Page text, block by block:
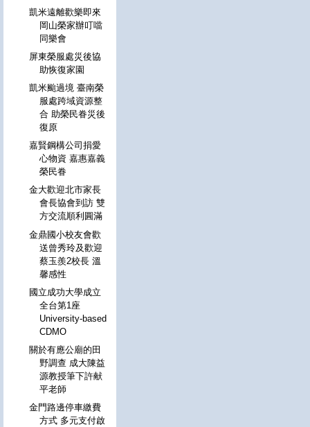
凱米遠離歡樂即來
岡山榮家辦叮噹
同樂會
屏東榮服處災後協
助恢復家園
凱米颱過境 臺南榮
服處跨域資源整
合 助榮民眷災後
復原
嘉賢鋼構公司捐愛
心物資 嘉惠嘉義
榮民眷
金大歡迎北市家長
會長協會到訪 雙
方交流順利圓滿
金鼎國小校友會歡
送曾秀玲及歡迎
蔡玉羨2校長 溫
馨感性
國立成功大學成立
全台第1座
University-based
CDMO
關於有應公廟的田
野調查 成大陳益
源教授筆下許献
平老師
金門路邊停車繳費
方式 多元支付啟